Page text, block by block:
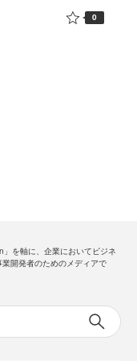
0
」を軸に、企業においてビジネ
開発者のためのメディアで